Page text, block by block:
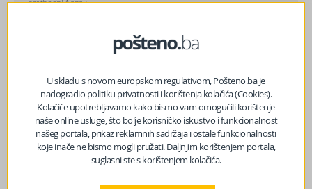
prethodni članak
ljude koji su mu udarili oca
sljedeći članak
U Milanu istraga o ‘vikend snajperistima’ u Sarajevu
tokom rata u BiH
U skladu s novom europskom regulativom, Pošteno.ba je
nadogradio politiku privatnosti i korištenja kolačića (Cookies).
Kolačiće upotrebljavamo kako bismo vam omogućili korištenje
naše online usluge, što bolje korisničko iskustvo i funkcionalnost
našeg portala, prikaz reklamnih sadržaja i ostale funkcionalnosti
koje inače ne bismo mogli pružati. Daljnjim korištenjem portala,
suglasni ste s korištenjem kolačića.